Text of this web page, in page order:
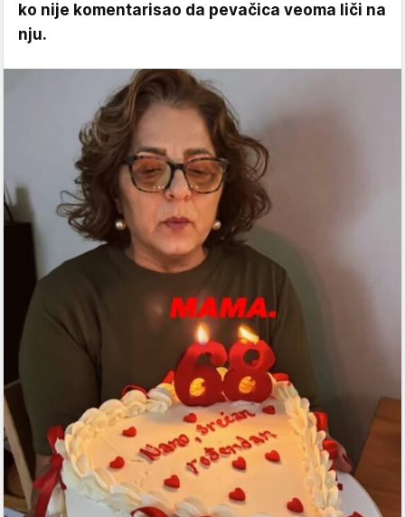
ko nije komentarisao da pevačica veoma liči na
nju.